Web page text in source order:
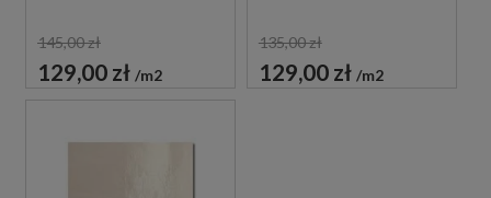
145,00 zł
129,00 zł m2
135,00 zł
129,00 zł m2